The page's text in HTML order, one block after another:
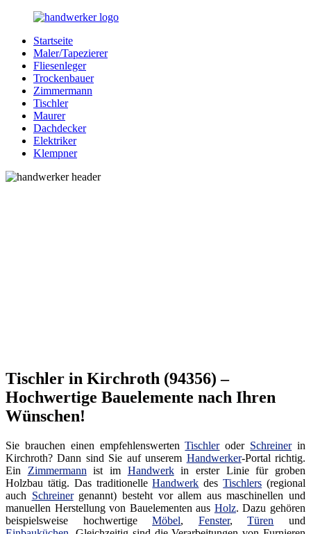
Zurück
Inhalt
Bessere-
Handwerker.de
Handwerker
Ihrer
Nähe
Startseite
Maler/Tapezierer
Fliesenleger
Trockenbauer
Zimmermann
Tischler
Maurer
Dachdecker
Elektriker
Klempner
Tischler in Kirchroth (94356) –
Hochwertige Bauelemente nach Ihren
Wünschen!
Sie brauchen einen empfehlenswertenTischleroder Schreinerin
Kirchroth? Dann sind Sie auf unserem Handwerker-Portal richtig.
Ein Zimmermann ist im Handwerkin erster Linie für groben
Holzbau tätig. Das traditionelleHandwerk desTischlers (regional
auch Schreinergenannt) besteht vor allem aus maschinellen und
manuellen Herstellung von Bauelementen aus Holz. Dazu gehören
beispielsweise hochwertigeMöbel, Fenster,Türen und